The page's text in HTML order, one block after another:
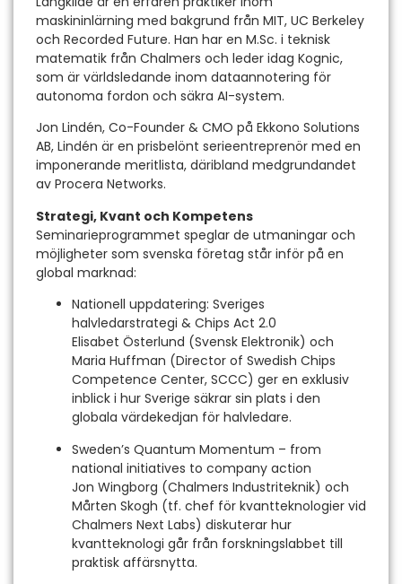
maskininlärning med bakgrund från MIT, UC Berkeley
och Recorded Future. Han har en M.Sc. i teknisk
matematik från Chalmers och leder idag Kognic,
som är världsledande inom dataannotering för
autonoma fordon och säkra AI-system.
Jon Lindén, Co-Founder & CMO på Ekkono Solutions
AB, Lindén är en prisbelönt serieentreprenör med en
imponerande meritlista, däribland medgrundandet
av Procera Networks.
Strategi, Kvant och Kompetens
Seminarieprogrammet speglar de utmaningar och
möjligheter som svenska företag står inför på en
global marknad:
Nationell uppdatering: Sveriges
halvledarstrategi & Chips Act 2.0
Elisabet Österlund (Svensk Elektronik) och
Maria Huffman (Director of Swedish Chips
Competence Center, SCCC) ger en exklusiv
inblick i hur Sverige säkrar sin plats i den
globala värdekedjan för halvledare.
Sweden’s Quantum Momentum – from
national initiatives to company action
Jon Wingborg (Chalmers Industriteknik) och
Mårten Skogh (tf. chef för kvantteknologier vid
Chalmers Next Labs) diskuterar hur
kvantteknologi går från forskningslabbet till
praktisk affärsnytta.